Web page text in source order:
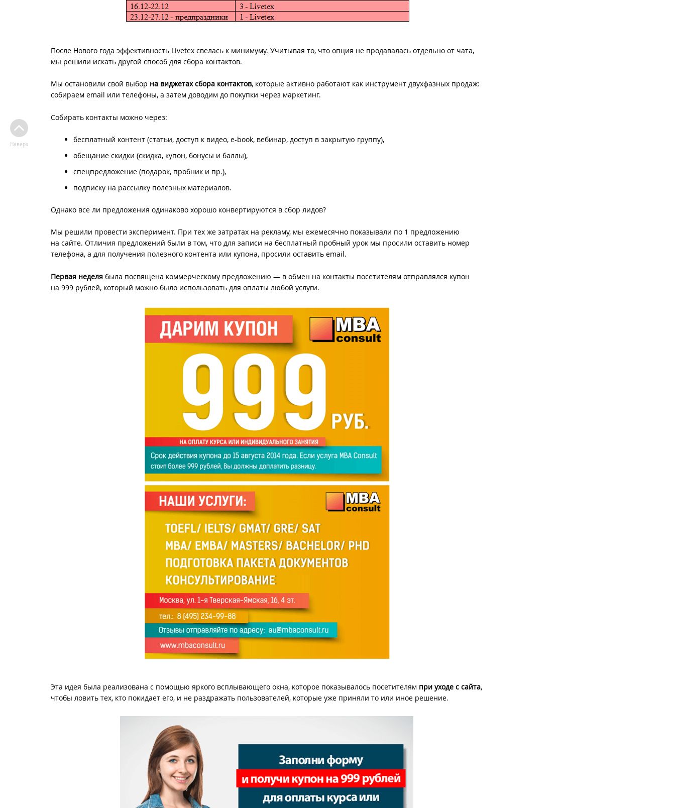
После Нового года эффективность Livetex свелась к минимуму. Учитывая то, что опция не продавалась отдельно от чата,
мы решили искать другой способ для сбора контактов.
Мы остановили свой выбор на виджетах сбора контактов, которые активно работают как инструмент двухфазных продаж:
собираем email или телефоны, а затем доводим до покупки через маркетинг.
Собирать контакты можно через:
бесплатный контент (статьи, доступ к видео, e-book, вебинар, доступ в закрытую группу),
обещание скидки (скидка, купон, бонусы и баллы),
спецпредложение (подарок, пробник и пр.),
подписку на рассылку полезных материалов.
Однако все ли предложения одинаково хорошо конвертируются в сбор лидов?
Мы решили провести эксперимент. При тех же затратах на рекламу, мы ежемесячно показывали по 1 предложению
на сайте. Отличия предложений были в том, что для записи на бесплатный пробный урок мы просили оставить номер
телефона, а для получения полезного контента или купона, просили оставить email.
Первая неделя была посвящена коммерческому предложению — в обмен на контакты посетителям отправлялся купон
на 999 рублей, который можно было использовать для оплаты любой услуги.
Эта идея была реализована с помощью яркого всплывающего окна, которое показывалось посетителям при уходе с сайта,
чтобы ловить тех, кто покидает его, и не раздражать пользователей, которые уже приняли то или иное решение.
Наверх